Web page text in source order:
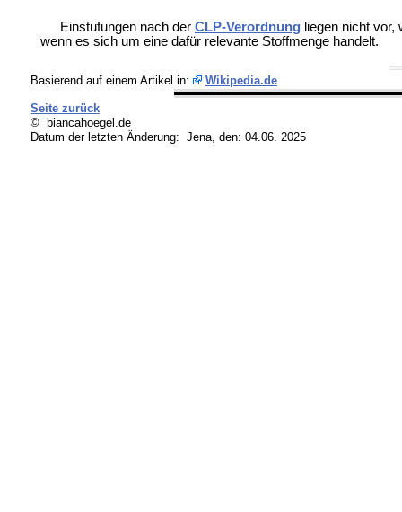
Einstufungen nach der CLP-Verordnungliegen nicht vor,
wenn es sich um eine dafür relevante Stoffmenge handelt.
Basierend auf einem Artikel in: Wikipedia.de
Seite zurück
© biancahoegel.de
Datum der letzten Änderung: Jena, den: 04.06. 2025